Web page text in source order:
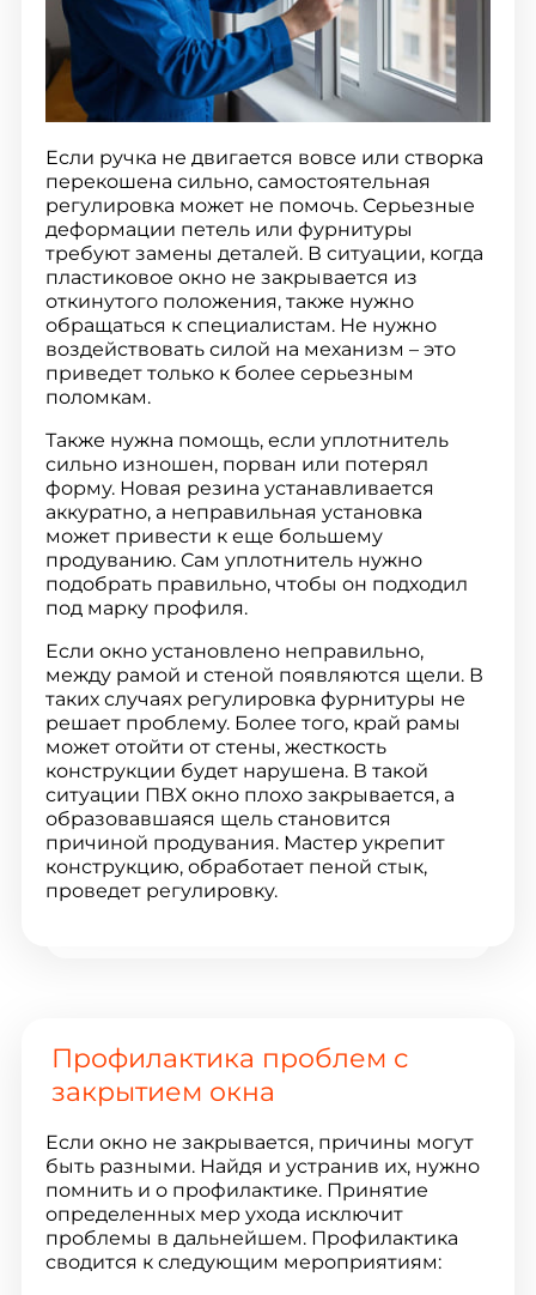
Если ручка не двигается вовсе или створка
перекошена сильно, самостоятельная
регулировка может не помочь. Серьезные
деформации петель или фурнитуры
требуют замены деталей. В ситуации, когда
пластиковое окно не закрывается из
откинутого положения, также нужно
обращаться к специалистам. Не нужно
воздействовать силой на механизм – это
приведет только к более серьезным
поломкам.
Также нужна помощь, если уплотнитель
сильно изношен, порван или потерял
форму. Новая резина устанавливается
аккуратно, а неправильная установка
может привести к еще большему
продуванию. Сам уплотнитель нужно
подобрать правильно, чтобы он подходил
под марку профиля.
Если окно установлено неправильно,
между рамой и стеной появляются щели. В
таких случаях регулировка фурнитуры не
решает проблему. Более того, край рамы
может отойти от стены, жесткость
конструкции будет нарушена. В такой
ситуации ПВХ окно плохо закрывается, а
образовавшаяся щель становится
причиной продувания. Мастер укрепит
конструкцию, обработает пеной стык,
проведет регулировку.
Профилактика проблем с
закрытием окна
Если окно не закрывается, причины могут
быть разными. Найдя и устранив их, нужно
помнить и о профилактике. Принятие
определенных мер ухода исключит
проблемы в дальнейшем. Профилактика
сводится к следующим мероприятиям: